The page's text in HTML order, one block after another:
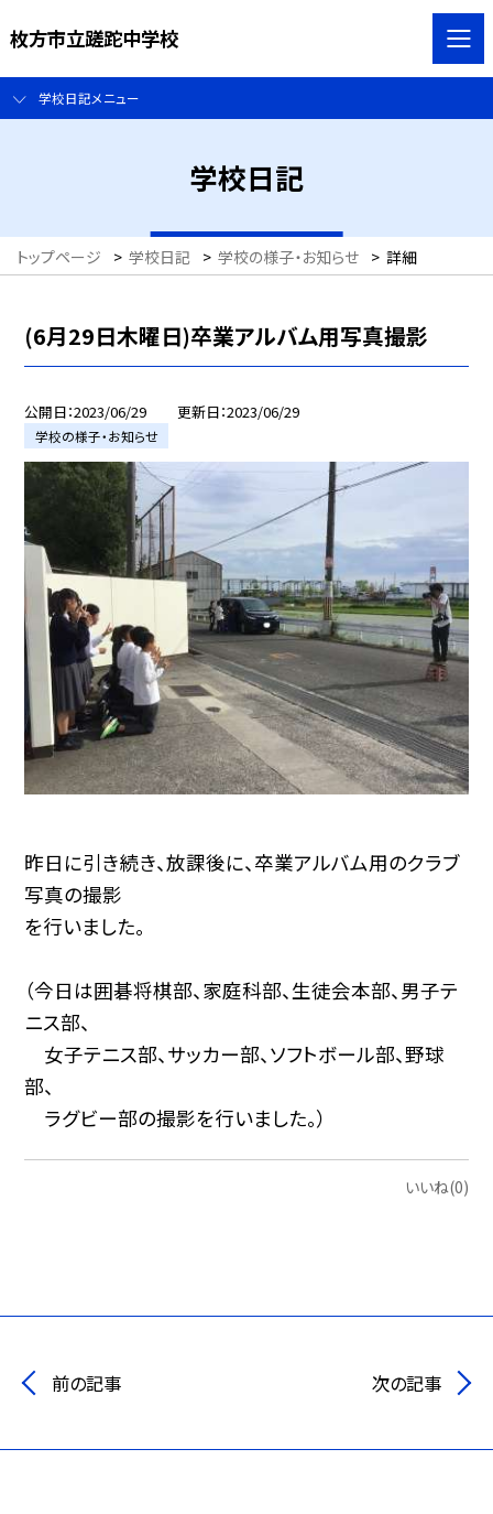
枚方市立蹉跎中学校
学校日記メニュー
学校日記
トップページ > 学校日記 > 学校の様子・お知らせ > 詳細
(6月29日木曜日)卒業アルバム用写真撮影
公開日 2023/06/29 更新日 2023/06/29
学校の様子・お知らせ
昨日に引き続き、放課後に、卒業アルバム用のクラブ
写真の撮影
を行いました。
（今日は囲碁将棋部、家庭科部、生徒会本部、男子テ
ニス部、
女子テニス部、サッカー部、ソフトボール部、野球
部、
ラグビー部の撮影を行いました。）
いいね(0)
前の記事 次の記事